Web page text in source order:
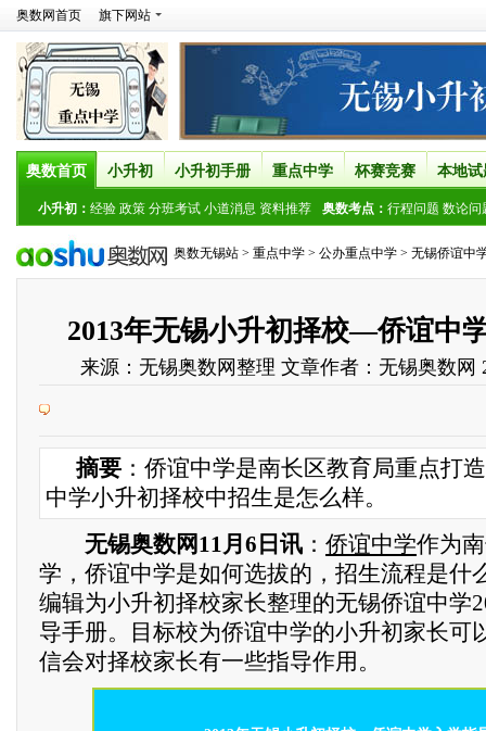
奥数网首页 旗下网站
奥数首页 小升初 小升初手册 重点中学 杯赛竞赛 本地试
小升初： 经验 政策 分班考试 小道消息 资料推荐 奥数考点： 行程问题 数论问
奥数无锡站 > 重点中学 > 公办重点中学 > 无锡侨谊中
2013年无锡小升初择校—侨谊中
来源： 无锡奥数网整理 文章作者：无锡奥数网
摘要 ：侨谊中学是南长区教育局重点打
中学小升初择校中招生是怎么样。
无锡奥数网11月6日讯 ： 侨谊中学作为
学，侨谊中学是如何选拔的，招生流程是什
编辑为小升初择校家长整理的无锡侨谊中学
导手册。目标校为侨谊中学的小升初家长可
信会对择校家长有一些指导作用。